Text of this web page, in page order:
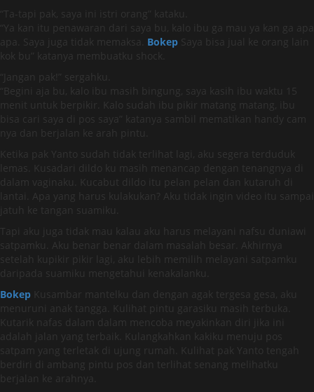
“Ta-tapi pak, saya ini istri orang” kataku.
“Ya kan itu penawaran dari saya bu, kalo ibu ga mau ya kan ga apa
apa. Saya juga tidak memaksa. Bokep Saya bisa jual ke orang lain
kok bu” katanya membuatku shock.
“Jangan pak!” sergahku.
“Begini aja bu, kalo ibu masih bingung, saya kasih ibu waktu 15
menit untuk berpikir. Kalo sudah ibu pikir matang matang, ibu
bisa cari saya di pos saya” katanya sambil mematikan handy cam
nya dan berjalan ke arah pintu.
Ketika pak Yanto sudah tidak terlihat lagi, aku segera terduduk
lemas. Kusadari dildo ku masih menancap dengan tenangnya di
dalam vaginaku. Kucabut dildo itu pelan pelan dan kutaruh di
lantai. Apa yang harus kulakukan? Aku tidak ingin video itu sampai
jatuh ke tangan suamiku.
Tapi aku juga tidak mau kalau aku harus melayani nafsu duniawi
satpamku. Aku benar benar dalam masalah besar. Akhirnya
setelah kupikir pikir lagi, aku lebih memilih melayani satpamku
daripada suamiku mengetahui kenakalanku.
Bokep Kusambar mantelku dan dengan agak tergesa gesa, aku
menuruni anak tangga. Kulihat pintu garasiku masih terbuka.
Kutarik nafas dalam dalam mencoba meyakinkan diri jika ini
adalah jalan yang terbaik. Kulangkahkan kakiku menuju pos
satpam yang terletak di ujung rumah. Kulihat pak Yanto tengah
berdiri di ambang pintu pos dan terlihat senang melihatku
berjalan ke arahnya.